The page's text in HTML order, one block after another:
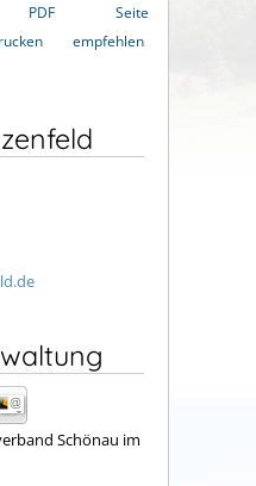
PDF
Seite
empfehlen
Schönau im